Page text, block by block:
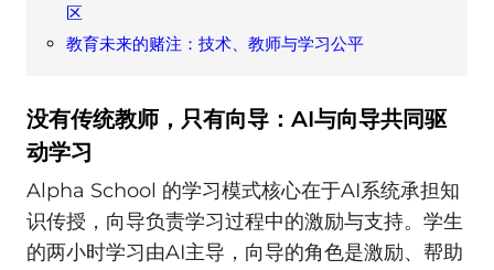
区
教育未来的赌注：技术、教师与学习公平
没有传统教师，只有向导：AI与向导共同驱
动学习
Alpha School 的学习模式核心在于AI系统承担知
识传授，向导负责学习过程中的激励与支持。学生
的两小时学习由AI主导，向导的角色是激励、帮助